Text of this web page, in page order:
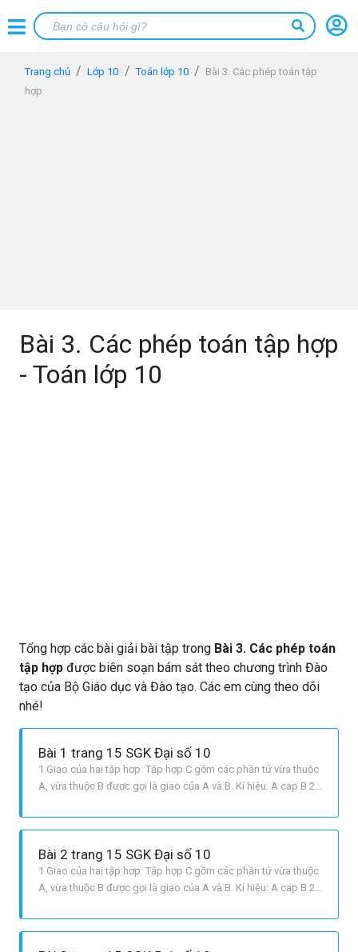
Trang chủ Lớp 10 Toán lớp 10
Bài 3. Các phép toán tập
hợp
Bài 3. Các phép toán tập hợp
- Toán lớp 10
Tổng hợp các bài giải bài tập trong Bài 3. Các phép toán
tập hợp được biên soạn bám sát theo chương trình Đào
tạo của Bộ Giáo dục và Đào tạo. Các em cùng theo dõi
nhé!
Bài 1 trang 15 SGK Đại số 10
1 Giao của hai tập hơp: Tập hợp C gồm các phần tử vừa thuộc
A, vừa thuộc B được gọi là giao của A và B. Kí hiệu: A cap B 2
hoặc thuộc B được gọi là hợp của A và B. Kí hiệu: A cup B 3
Bài 2 trang 15 SGK Đại số 10
1 Giao của hai tập hơp: Tập hợp C gồm các phần tử vừa thuộc
A, vừa thuộc B được gọi là giao của A và B. Kí hiệu: A cap B 2
hoặc thuộc B được gọi là hợp của A và B. Kí hiệu: A cup B 3